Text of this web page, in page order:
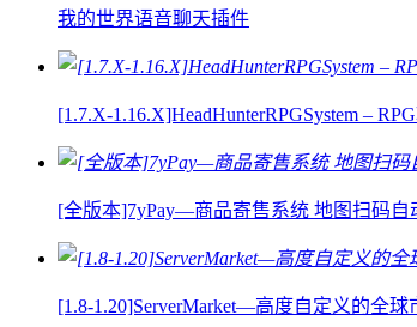
我的世界语音聊天插件
[1.7.X-1.16.X]HeadHunterRPGSystem –
[全版本]7yPay—商品寄售系统 地图扫码
[1.8-1.20]ServerMarket—高度自定义的全球